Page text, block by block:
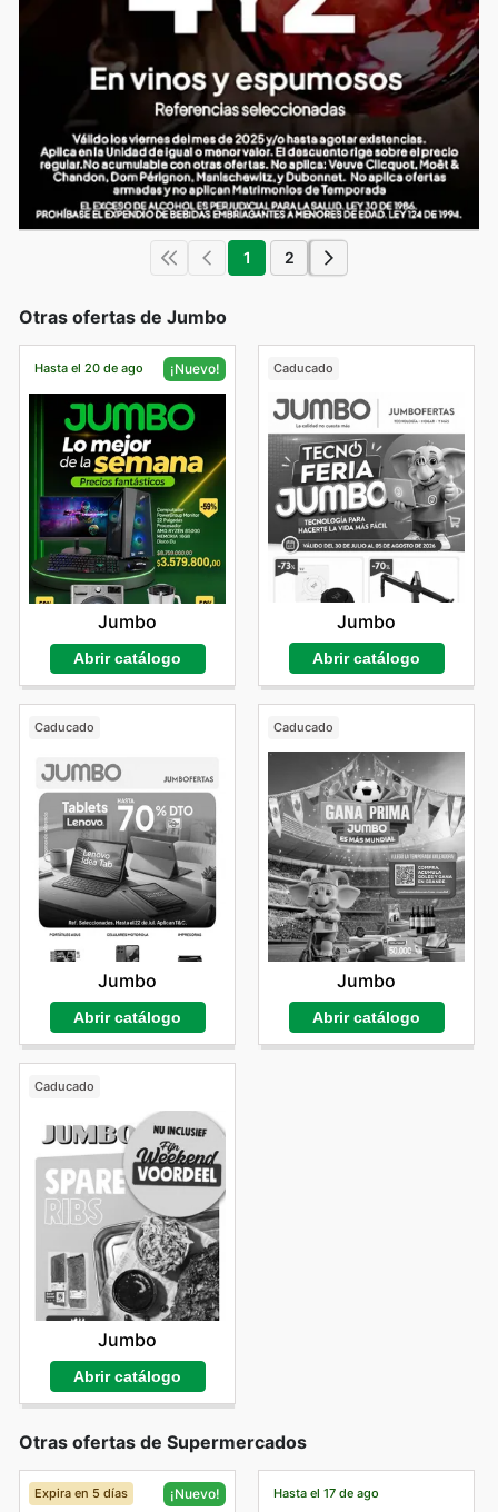
1 2
Otras ofertas de Jumbo
Hasta el 20 de ago ¡Nuevo!
Jumbo
Abrir catálogo
Caducado
Jumbo
Abrir catálogo
Caducado
Jumbo
Abrir catálogo
Caducado
Jumbo
Abrir catálogo
Caducado
Jumbo
Abrir catálogo
Otras ofertas de Supermercados
Expira en 5 días ¡Nuevo! Hasta el 17 de ago